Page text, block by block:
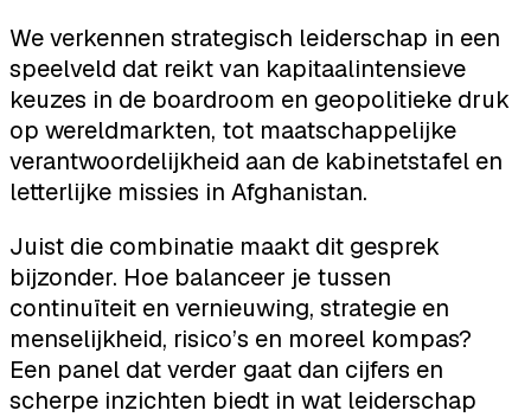
We verkennen strategisch leiderschap in een
speelveld dat reikt van kapitaalintensieve
keuzes in de boardroom en geopolitieke druk
op wereldmarkten, tot maatschappelijke
verantwoordelijkheid aan de kabinetstafel en
letterlijke missies in Afghanistan.
Juist die combinatie maakt dit gesprek
bijzonder. Hoe balanceer je tussen
continuïteit en vernieuwing, strategie en
menselijkheid, risico’s en moreel kompas?
Een panel dat verder gaat dan cijfers en
scherpe inzichten biedt in wat leiderschap